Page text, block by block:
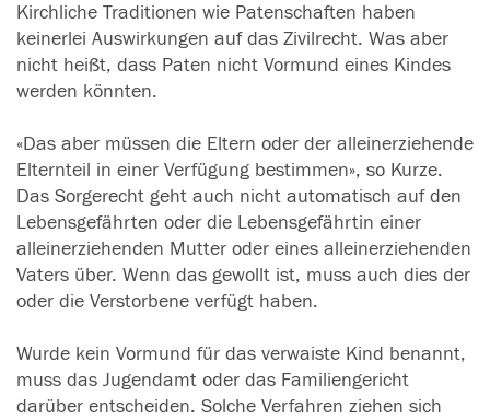
Kirchliche Traditionen wie Patenschaften haben
keinerlei Auswirkungen auf das Zivilrecht. Was aber
nicht heißt, dass Paten nicht Vormund eines Kindes
werden könnten.
«Das aber müssen die Eltern oder der alleinerziehende
Elternteil in einer Verfügung bestimmen», so Kurze.
Das Sorgerecht geht auch nicht automatisch auf den
Lebensgefährten oder die Lebensgefährtin einer
alleinerziehenden Mutter oder eines alleinerziehenden
Vaters über. Wenn das gewollt ist, muss auch dies der
oder die Verstorbene verfügt haben.
Wurde kein Vormund für das verwaiste Kind benannt,
muss das Jugendamt oder das Familiengericht
darüber entscheiden. Solche Verfahren ziehen sich